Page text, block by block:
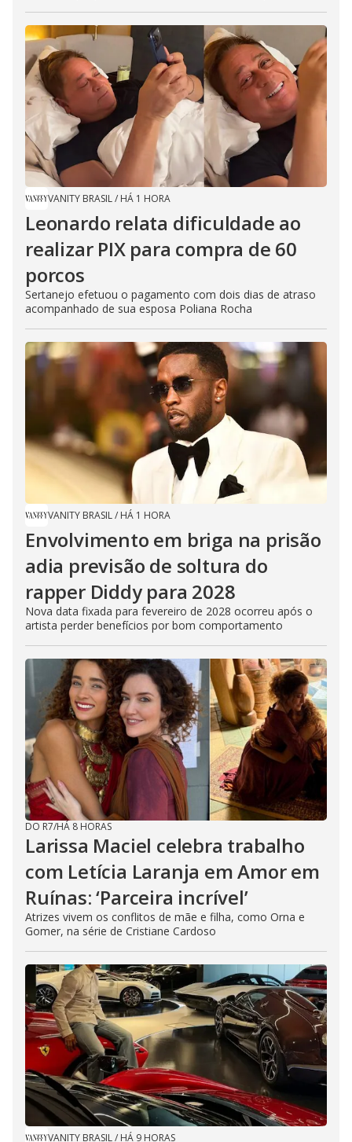
VANITY BRASIL/ HÁ 1 HORA
Leonardo relata dificuldade ao
realizar PIX para compra de 60
porcos
Sertanejo efetuou o pagamento com dois dias de atraso
acompanhado de sua esposa Poliana Rocha
VANITY BRASIL/ HÁ 1 HORA
Envolvimento em briga na prisão
adia previsão de soltura do
rapper Diddy para 2028
Nova data fixada para fevereiro de 2028 ocorreu após o
artista perder benefícios por bom comportamento
DO R7/HÁ 8 HORAS
Larissa Maciel celebra trabalho
com Letícia Laranja em Amor em
Ruínas: ‘Parceira incrível’
Atrizes vivem os conflitos de mãe e filha, como Orna e
Gomer, na série de Cristiane Cardoso
VANITY BRASIL/ HÁ 9 HORAS